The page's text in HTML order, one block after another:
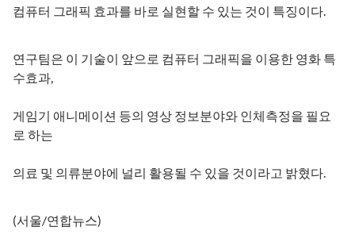
컴퓨터 그래픽 효과를 바로 실현할 수 있는 것이 특징이다.
연구팀은 이 기술이 앞으로 컴퓨터 그래픽을 이용한 영화 특
수효과,
게임기 애니메이션 등의 영상 정보분야와 인체측정을 필요
로 하는
의료 및 의류분야에 널리 활용될 수 있을 것이라고 밝혔다.
(서울/연합뉴스)